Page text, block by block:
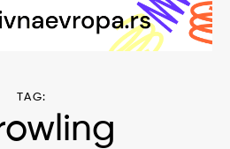
TAG: